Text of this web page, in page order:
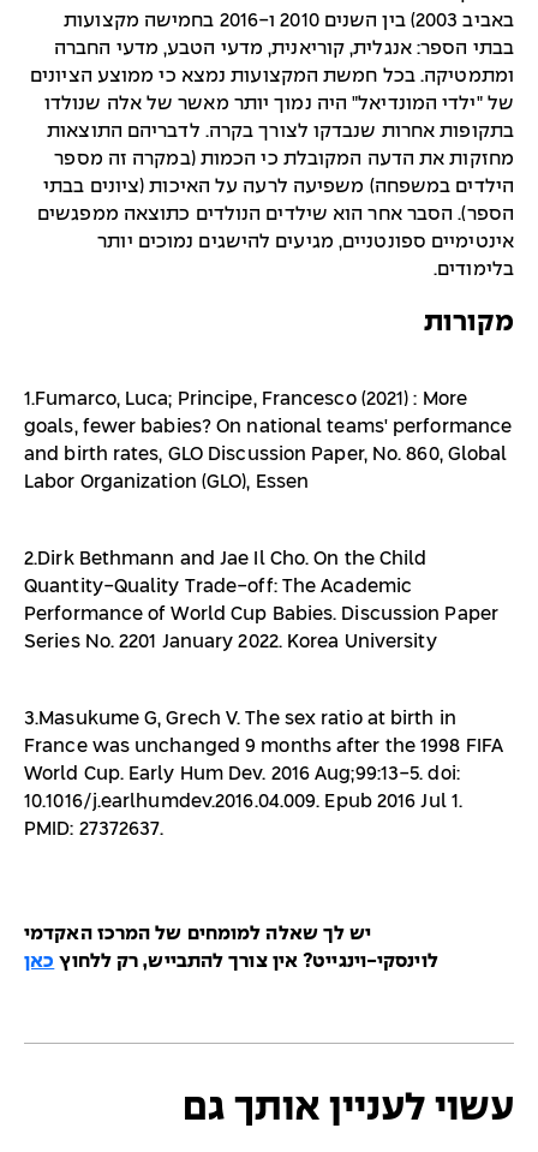
באביב 2003) בין השנים 2010 ו-2016 בחמישה מקצועות
בבתי הספר: אנגלית, קוריאנית, מדעי הטבע, מדעי החברה
ומתמטיקה. בכל חמשת המקצועות נמצא כי ממוצע הציונים
של "ילדי המונדיאל" היה נמוך יותר מאשר של אלה שנולדו
בתקופות אחרות שנבדקו לצורך בקרה. לדבריהם התוצאות
מחזקות את הדעה המקובלת כי הכמות (במקרה זה מספר
הילדים במשפחה) משפיעה לרעה על האיכות (ציונים בבתי
הספר). הסבר אחר הוא שילדים הנולדים כתוצאה ממפגשים
אינטימיים ספונטניים, מגיעים להישגים נמוכים יותר
בלימודים.
מקורות
1.Fumarco, Luca; Principe, Francesco (2021) : More
goals, fewer babies? On national teams' performance
and birth rates, GLO Discussion Paper, No. 860, Global
Labor Organization (GLO), Essen
2.Dirk Bethmann and Jae Il Cho. On the Child
Quantity-Quality Trade-off: The Academic
Performance of World Cup Babies. Discussion Paper
Series No. 2201 January 2022. Korea University
3.Masukume G, Grech V. The sex ratio at birth in
France was unchanged 9 months after the 1998 FIFA
World Cup. Early Hum Dev. 2016 Aug;99:13-5. doi:
10.1016/j.earlhumdev.2016.04.009. Epub 2016 Jul 1.
PMID: 27372637.
יש לך שאלה למומחים של המרכז האקדמי
לוינסקי-וינגייט? אין צורך להתבייש, רק ללחוץ כאן
עשוי לעניין אותך גם